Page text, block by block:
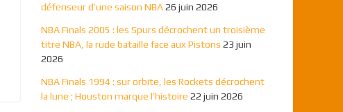
défenseur d’une saison NBA26 juin 2026
NBA Finals 2005 : les Spurs décrochent un troisième
titre NBA, la rude bataille face aux Pistons 23 juin
2026
NBA Finals 1994 : sur orbite, les Rockets décrochent
la lune ; Houston marque l’histoire 22 juin 2026